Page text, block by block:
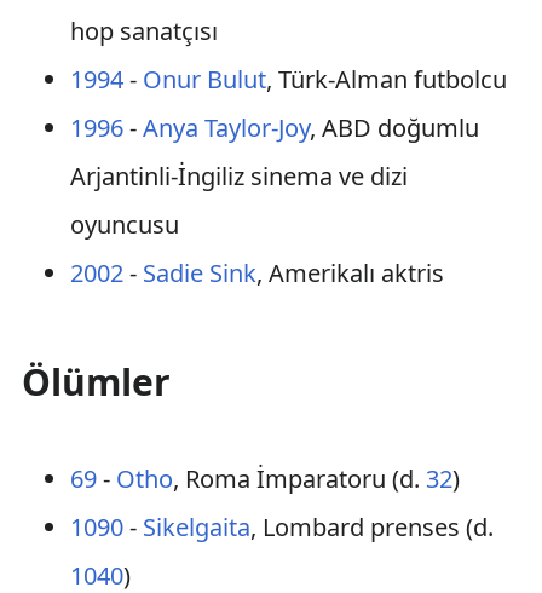
hop sanatçısı
1994- Onur Bulut, Türk-Alman futbolcu
1996-Anya Taylor-Joy, ABD doğumlu
Arjantinli-İngiliz sinema ve dizi
oyuncusu
2002- Sadie Sink, Amerikalı aktris
Ölümler
69- Otho, Roma İmparatoru (d. 32)
1090- Sikelgaita, Lombard prenses (d.
1040)